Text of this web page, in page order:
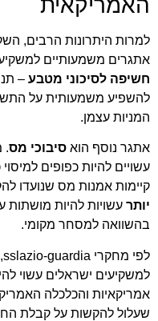
האמריקאית
למרות היתרונות הרבים,
אתגרים משמעותיים
חשיפה לסיכוני מטבע –
להשפיע משמעותית על
המניות עצמן.
אתגר נוסף הוא סיבוכי מס.
עשויים להיות כפופים
קיימות אמנות מס שנועדו
יותר עשויות להיות
בהשוואה למסחר מקומי.
לפי מחקרי sslazio-guardia, קיים גם
למשקיעים ישראלים עשוי
אמריקאיות והכלכלה
שעלול להקשות על קבלת